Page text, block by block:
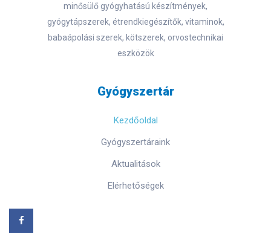
minősülő gyógyhatású készítmények,
gyógytápszerek, étrendkiegészítők, vitaminok,
babaápolási szerek, kötszerek, orvostechnikai
eszközök
Gyógyszertár
Kezdőoldal
Gyógyszertáraink
Aktualitások
Elérhetőségek